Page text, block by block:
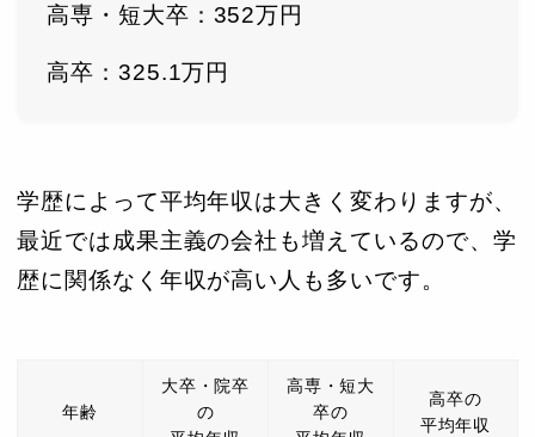
高専・短大卒：352万円
高卒：325.1万円
学歴によって平均年収は大きく変わりますが、
最近では成果主義の会社も増えているので、学
歴に関係なく年収が高い人も多いです。
年齢
大卒・院卒
の
高専・短大
卒の
高卒の
平均年収